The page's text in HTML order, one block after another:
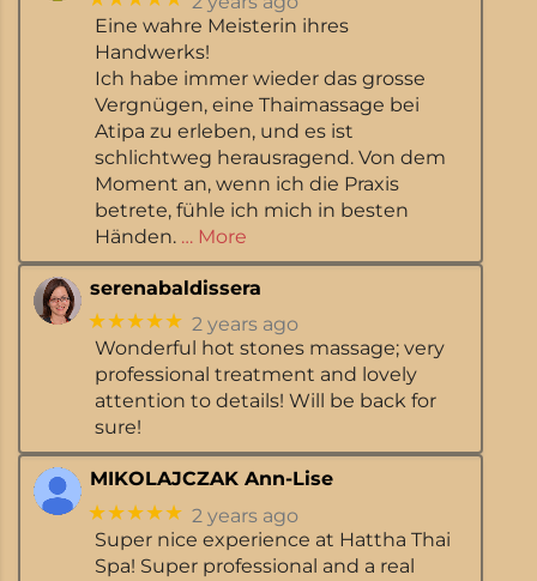
Eine wahre Meisterin ihres
Handwerks!
Ich habe immer wieder das grosse
Vergnügen, eine Thaimassage bei
Atipa zu erleben, und es ist
schlichtweg herausragend. Von dem
Moment an, wenn ich die Praxis
betrete, fühle ich mich in besten
Händen. … More
serenabaldissera
★★★★★ 2 years ago
Wonderful hot stones massage; very
professional treatment and lovely
attention to details! Will be back for
sure!
MIKOLAJCZAK Ann-Lise
★★★★★ 2 years ago
Super nice experience at Hattha Thai
Spa! Super professional and a real